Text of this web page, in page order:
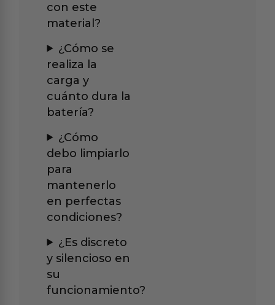
con este
material?
¿Cómo se
realiza la
carga y
cuánto dura la
batería?
¿Cómo
debo limpiarlo
para
mantenerlo
en perfectas
condiciones?
¿Es discreto
y silencioso en
su
funcionamiento?